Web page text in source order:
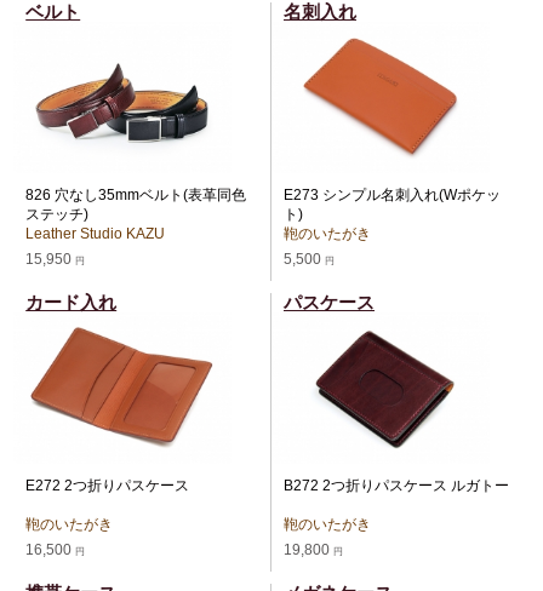
ベルト
826 穴なし35mmベルト(表革同色
ステッチ)
Leather Studio KAZU
15,950 円
名刺入れ
E273 シンプル名刺入れ(Wポケッ
ト)
鞄のいたがき
5,500 円
カード入れ
E272 2つ折りパスケース
鞄のいたがき
16,500 円
パスケース
B272 2つ折りパスケース ルガトー
鞄のいたがき
19,800 円